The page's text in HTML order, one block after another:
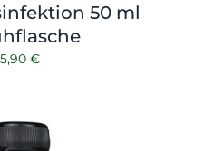
50 ml
5,90 €